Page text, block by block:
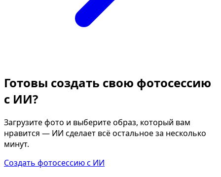
Готовы создать свою фотосессию
с ИИ?
Загрузите фото и выберите образ, который вам
нравится — ИИ сделает всё остальное за несколько
минут.
Создать фотосессию с ИИ